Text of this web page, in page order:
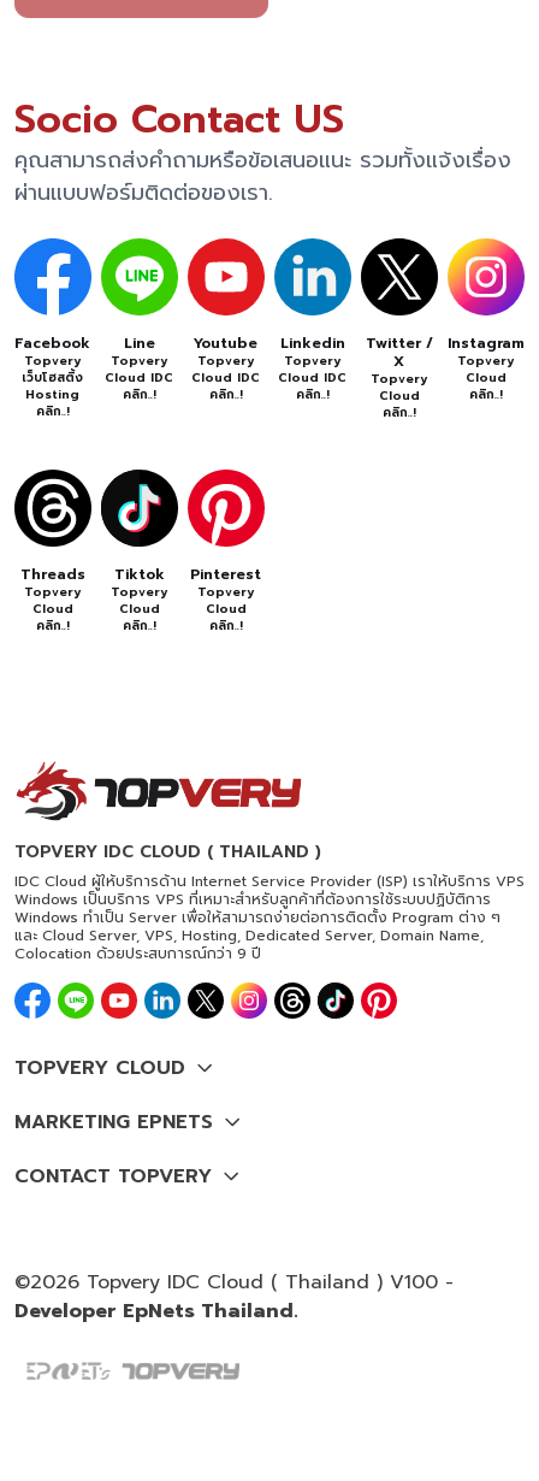
Socio Contact US
คุณสามารถส่งคำถามหรือข้อเสนอแนะ รวมทั้งแจ้งเรื่อง
ผ่านแบบฟอร์มติดต่อของเรา.
Facebook
Topvery
เว็บโฮสติ้ง
Hosting
คลิก..!
Line
Topvery
Cloud IDC
คลิก..!
Youtube
Topvery
Cloud IDC
คลิก..!
Linkedin
Topvery
Cloud IDC
คลิก..!
Twitter /
X
Topvery
Cloud
คลิก..!
Instagram
Topvery
Cloud
คลิก..!
Threads
Topvery
Cloud
คลิก..!
Tiktok
Topvery
Cloud
คลิก..!
Pinterest
Topvery
Cloud
คลิก..!
TOPVERY IDC CLOUD ( THAILAND )
IDC Cloud ผู้ให้บริการด้าน Internet Service Provider (ISP) เราให้บริการ VPS
Windows เป็นบริการ VPS ที่เหมาะสำหรับลูกค้าที่ต้องการใช้ระบบปฏิบัติการ
Windows ทำเป็น Server เพื่อให้สามารถง่ายต่อการติดตั้ง Program ต่าง ๆ
และ Cloud Server, VPS, Hosting, Dedicated Server, Domain Name,
Colocation ด้วยประสบการณ์กว่า 9 ปี
©2026 Topvery IDC Cloud ( Thailand ) V100 -
Developer EpNets Thailand.